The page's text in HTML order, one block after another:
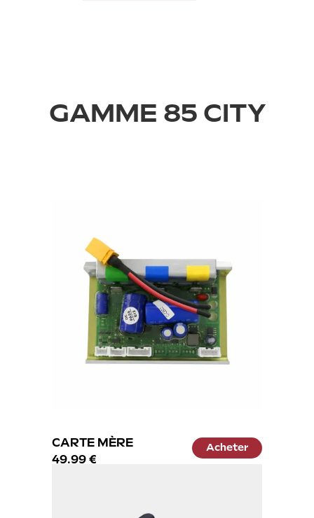
GAMME 85 CITY
CARTE MÈRE
49.99 €
Acheter